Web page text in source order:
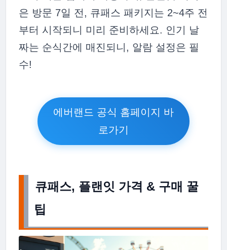
은 방문 7일 전, 큐패스 패키지는 2~4주 전
부터 시작되니 미리 준비하세요. 인기 날
짜는 순식간에 매진되니, 알람 설정은 필
수!
에버랜드 공식 홈페이지 바
로가기
큐패스, 플랜잇 가격 & 구매 꿀
팁